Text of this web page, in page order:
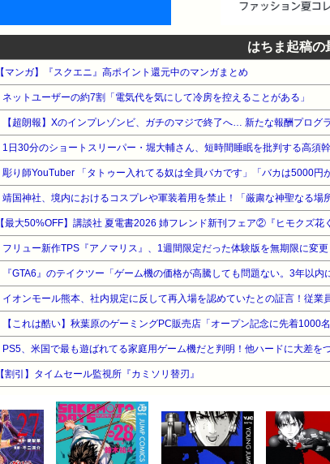
はちま起稿の
【マンガ】『スクエニ』高ポイント還元中のマンガまとめ
ネットユーザーの約7割「電気代を気にして冷房を控えることがある」
【超朗報】Xのインプレゾンビ、ガチのマジで終了へ… 新たな報酬プロ
1日30分のショートスリーパー・堀大輔さん、短時間睡眠を批判する高須
彫り師YouTuber 「タトゥー入れてる奴は全員バカです」「バカは5000円
靖国神社、境内におけるコスプレや軍装着用を禁止！「厳粛な神聖なる場
【最大50%OFF】講談社 夏電書2026 姉フレンド新刊フェア②『ヒモクズ花
フリュー新作TPS『アノマリス』、1週間限定だった体験版を無期限に変
『GTA6』のテイクツー「ゲーム機の価格が高騰しても問題ない。3年以
PS5、米国で最も遊ばれてる家庭用ゲーム機だと判明！他ハードに大差を
【割引】タイムセール監視所『カミソリ替刃』